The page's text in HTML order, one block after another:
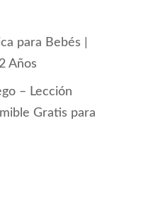
para Bebés |
Años
– Lección
Gratis para